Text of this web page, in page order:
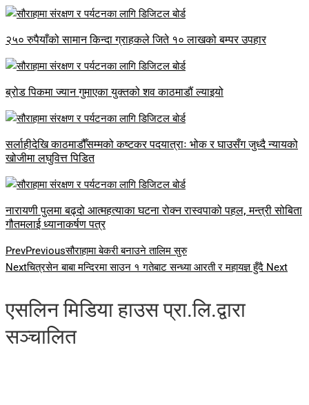
२५० रुपैयाँको सामान किन्दा ग्राहकले जिते १० लाखको बम्पर उपहार
ब्रोड पिकमा ज्यान गुमाएका युक्तको शव काठमाडौं ल्याइयो
सर्लाहीदेखि काठमाडौँसम्मको कष्टकर पदयात्राः भोक र घाउसँग जुध्दै न्यायको
खोजीमा लघुवित्त पिडित
नारायणी पुलमा बढ्दो आत्महत्याका घटना रोक्न रास्वपाको पहल, मन्त्री सोबिता
गौतमलाई ध्यानाकर्षण पत्र
PrevPreviousसौराहामा बेकरी बनाउने तालिम सुरु
Nextचित्रसेन बाबा मन्दिरमा साउन १ गतेबाट सन्ध्या आरती र महायज्ञ हुँदै Next
एसलिन मिडिया हाउस प्रा.लि.द्वारा
सञ्चालित